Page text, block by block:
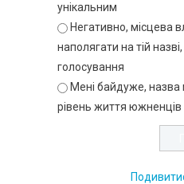
унікальним
Негативно, місцева
наполягати на тій
голосування
Мені байдуже, назва
рівень життя южненців